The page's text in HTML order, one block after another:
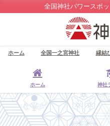
全国神社パワースポ
ホーム 全国一之宮神社 縁結
ホーム 神社